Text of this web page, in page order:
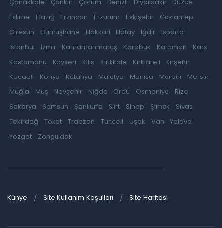
Çanakkale Çankırı Çorum Denizli Diyarbakır
Düzce
Edirne
Elazığ Erzincan Erzurum Eskişehir
Gaziantep
Giresun
Gümüşhane Hakkari Hatay Iğdır
Isparta
İstanbul
İzmir Kahramanmaraş Karabük Karaman
Kars
Kastamonu
Kayseri Kilis Kırıkkale Kırklareli
Kırşehir
Kocaeli
Konya Kütahya Malatya Manisa Mardin
Mersin
Muğla
Muş Nevşehir Niğde Ordu Osmaniye
Rize
Sakarya
Samsun Şanlıurfa Siirt Sinop Şırnak
Sivas
Tekirdağ
Tokat Trabzon Tunceli Uşak Van
Yalova
Yozgat
Zonguldak
Künye Site Kullanım Koşulları Site Haritası